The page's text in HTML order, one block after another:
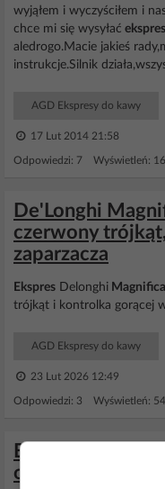
wyjąłem i wyczyściłem i
chce mi się wysyłać
aledrogo.Macie jakieś
instrukcje.Silnik
AGD Ekspresy do kawy
17 Lut 2014 21:58
Odpowiedzi: 7 Wyświetleń:
De'Longhi
czerwony
zaparzacza
Ekspres Delonghi Magnifica
trójkąt i kontrolka gorącej
AGD Ekspresy do kawy
23 Lut 2026 12:49
Odpowiedzi: 3 Wyświetleń:
Ekspres
odkamienianiem